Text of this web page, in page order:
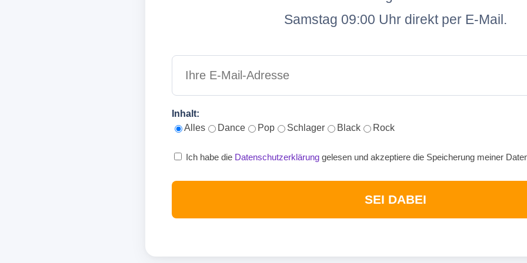
Samstag 09:00 Uhr direkt per E-Mail.
Inhalt:
Alles
Dance Pop Schlager Black Rock
Ich habe die Datenschutzerklärung gelesen und akzeptiere die Speicherung meiner
SEI DABEI